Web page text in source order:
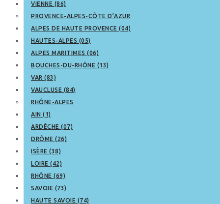
VIENNE (86)
PROVENCE-ALPES-CÔTE D’AZUR
ALPES DE HAUTE PROVENCE (04)
HAUTES-ALPES (05)
ALPES MARITIMES (06)
BOUCHES-DU-RHÔNE (13)
VAR (83)
VAUCLUSE (84)
RHÔNE-ALPES
AIN (1)
ARDÈCHE (07)
DRÔME (26)
ISÈRE (38)
LOIRE (42)
RHÔNE (69)
SAVOIE (73)
HAUTE SAVOIE (74)